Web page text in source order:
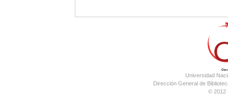
Universidad
Dirección General de
© 2012